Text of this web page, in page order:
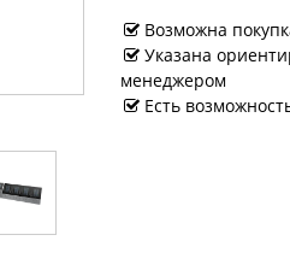
Возможна
Указана
менеджером
Есть